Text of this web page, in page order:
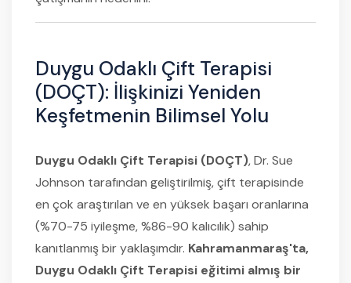
Duygu Odaklı Çift Terapisi
(DOÇT): İlişkinizi Yeniden
Keşfetmenin Bilimsel Yolu
Duygu Odaklı Çift Terapisi (DOÇT), Dr. Sue
Johnson tarafından geliştirilmiş, çift terapisinde
en çok araştırılan ve en yüksek başarı oranlarına
(%70-75 iyileşme, %86-90 kalıcılık) sahip
kanıtlanmış bir yaklaşımdır. Kahramanmaraş'ta,
Duygu Odaklı Çift Terapisi eğitimi almış bir